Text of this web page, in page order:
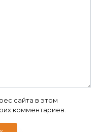
сайта в этом
комментариев.